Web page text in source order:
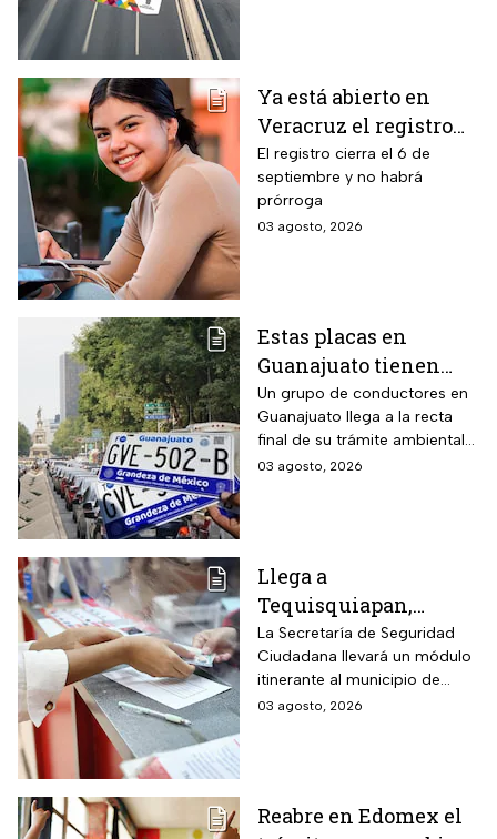
sanción de miles de pesos.
Ya está abierto en
Veracruz el registro
para becas de hasta
$3,000 pesos para
estudiantes de todos
los niveles: fecha
El registro cierra el 6 de
septiembre y no habrá
prórroga
03 agosto, 2026
Estas placas en
Guanajuato tienen
hasta el 31 de agosto
2026 para realizar la
verificación
vehicular o habrá
Un grupo de conductores en
Guanajuato llega a la recta
final de su trámite ambiental
semestral. El descuido cuesta
03 agosto, 2026
Llega a
Tequisquiapan,
Querétaro, unidad
móvil de licencia de
conducir este martes
4 de agosto: los cupos
La Secretaría de Seguridad
Ciudadana llevará un módulo
itinerante al municipio de
Tequisquiapan, en Querétaro,
03 agosto, 2026
Reabre en Edomex el